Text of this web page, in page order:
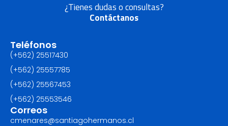
¿Tienes dudas o consultas?
Contáctanos
Teléfonos
(+562) 25517430‬
(+562) 25557785
(+562) 25567453‬
(+562) ‪25553546
Correos
cmenares@santiagohermanos.cl